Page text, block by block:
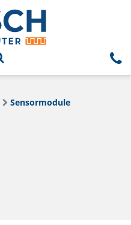
Sensormodule